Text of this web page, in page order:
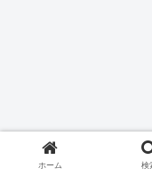
ホーム 検